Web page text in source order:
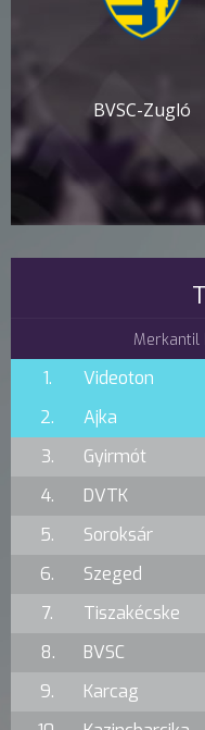
BVSC-Zugló
Merkantil
1. Videoton
2.
Ajka
3.
Gyirmót
4.
DVTK
5.
Soroksár
6.
Szeged
7.
Tiszakécske
8.
BVSC
9.
Karcag